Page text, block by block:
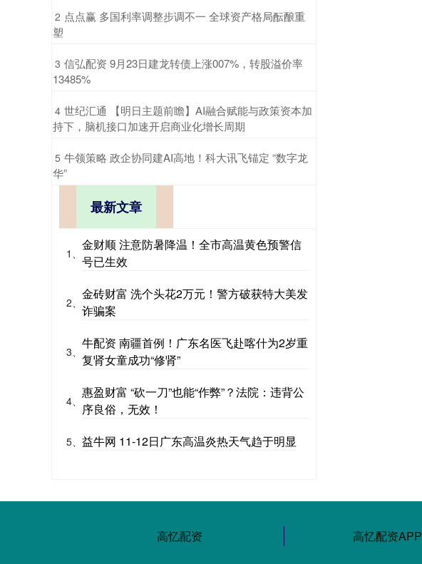
2 ​点点赢 多国利率调整步调不一 全球资产格局酝酿重
塑
3 ​信弘配资 9月23日建龙转债上涨007%，转股溢价率
13485%
4 ​世纪汇通 【明日主题前瞻】AI融合赋能与政策资本加
持下，脑机接口加速开启商业化增长周期
5 ​牛领策略 政企协同建AI高地！科大讯飞锚定 “数字龙
华”
最新文章
1、
金财顺 注意防暑降温！全市高温黄色预警信
号已生效
2、
金砖财富 洗个头花2万元！警方破获特大美发
诈骗案
3、
牛配资 南疆首例！广东名医飞赴喀什为2岁重
复肾女童成功“修肾”
4、
惠盈财富 “砍一刀”也能“作弊”？法院：违背公
序良俗，无效！
5、 益牛网 11-12日广东高温炎热天气趋于明显
高忆配资 高忆配资APP